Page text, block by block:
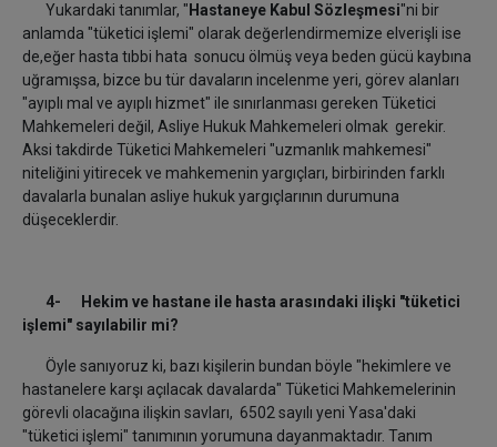
Yukardaki tanımlar, " Hastaneye Kabul Sözleşmesi"ni bir
anlamda "tüketici işlemi" olarak değerlendirmemize elverişli ise
de,eğer hasta tıbbi hata sonucu ölmüş veya beden gücü kaybına
uğramışsa, bizce bu tür davaların incelenme yeri, görev alanları
"ayıplı mal ve ayıplı hizmet" ile sınırlanması gereken Tüketici
Mahkemeleri değil, Asliye Hukuk Mahkemeleri olmak gerekir.
Aksi takdirde Tüketici Mahkemeleri "uzmanlık mahkemesi"
niteliğini yitirecek ve mahkemenin yargıçları, birbirinden farklı
davalarla bunalan asliye hukuk yargıçlarının durumuna
düşeceklerdir.
4- Hekim ve hastane ile hasta arasındaki ilişki "tüketici
işlemi" sayılabilir mi?
Öyle sanıyoruz ki, bazı kişilerin bundan böyle "hekimlere ve
hastanelere karşı açılacak davalarda" Tüketici Mahkemelerinin
görevli olacağına ilişkin savları, 6502 sayılı yeni Yasa'daki
"tüketici işlemi" tanımının yorumuna dayanmaktadır. Tanım